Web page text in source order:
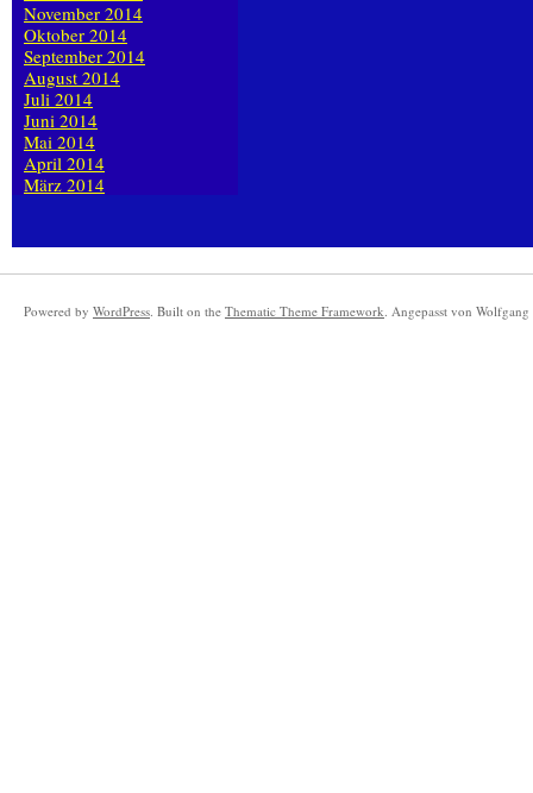
November 2014
Oktober 2014
September 2014
August 2014
Juli 2014
Juni 2014
Mai 2014
April 2014
März 2014
Powered by WordPress. Built on the Thematic Theme Framework. Angepasst von